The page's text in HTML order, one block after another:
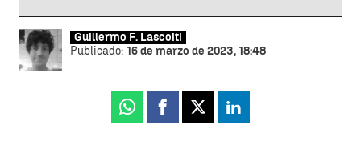
Guillermo F. Lascoiti
Publicado: 16 de marzo de 2023, 18:48
Whatsapp
Facebook
X Linkedin